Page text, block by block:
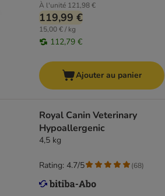
À l'unité 121,98 €
119,99 €
15,00 € / kg
112,79 €
Ajouter au panier
Royal Canin Veterinary
Hypoallergenic
4,5 kg
Rating: 4.7/5 (68)